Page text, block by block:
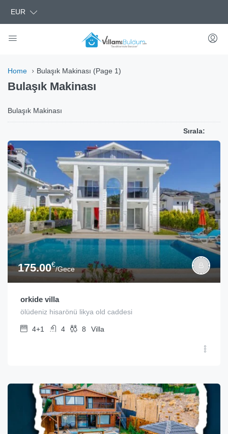
EUR
Home Bulaşık Makinası (Page 1)
Bulaşık Makinası
Bulaşık Makinası
Sırala:
175.00€
/Gece
orkide villa
ölüdeniz hisarönü likya old caddesi
4+1 4 8 Villa